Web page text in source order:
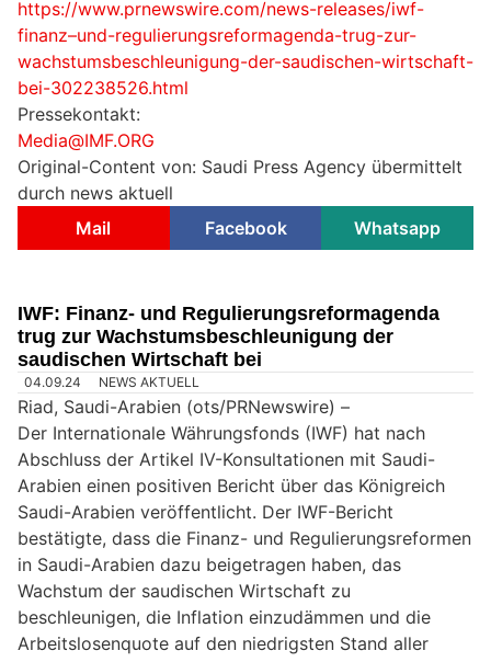
https://www.prnewswire.com/news-releases/iwf-
finanz–und-regulierungsreformagenda-trug-zur-
wachstumsbeschleunigung-der-saudischen-wirtschaft-
bei-302238526.html
Pressekontakt:
Media@IMF.ORG
Original-Content von: Saudi Press Agency übermittelt
durch news aktuell
Mail
Facebook Whatsapp
IWF: Finanz- und Regulierungsreformagenda
trug zur Wachstumsbeschleunigung der
saudischen Wirtschaft bei
04.09.24 NEWS AKTUELL
Riad, Saudi-Arabien (ots/PRNewswire) –
Der Internationale Währungsfonds (IWF) hat nach
Abschluss der Artikel IV-Konsultationen mit Saudi-
Arabien einen positiven Bericht über das Königreich
Saudi-Arabien veröffentlicht. Der IWF-Bericht
bestätigte, dass die Finanz- und Regulierungsreformen
in Saudi-Arabien dazu beigetragen haben, das
Wachstum der saudischen Wirtschaft zu
beschleunigen, die Inflation einzudämmen und die
Arbeitslosenquote auf den niedrigsten Stand aller